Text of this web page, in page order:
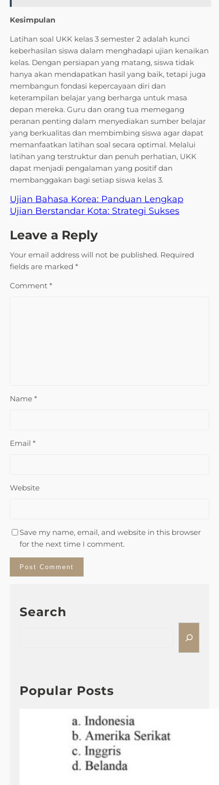
Kesimpulan
Latihan soal UKK kelas 3 semester 2 adalah kunci
keberhasilan siswa dalam menghadapi ujian kenaikan
kelas. Dengan persiapan yang matang, siswa tidak
hanya akan mendapatkan hasil yang baik, tetapi juga
membangun fondasi kepercayaan diri dan
keterampilan belajar yang berharga untuk masa
depan mereka. Guru dan orang tua memegang
peranan penting dalam menyediakan sumber belajar
yang berkualitas dan membimbing siswa agar dapat
memanfaatkan latihan soal secara optimal. Melalui
latihan yang terstruktur dan penuh perhatian, UKK
dapat menjadi pengalaman yang positif dan
membanggakan bagi setiap siswa kelas 3.
Ujian Bahasa Korea: Panduan Lengkap
Ujian Berstandar Kota: Strategi Sukses
Leave a Reply
Your email address will not be published. Required
fields are marked *
Comment *
Name *
Email *
Website
Save my name, email, and website in this browser
for the next time I comment.
Search
h
Popular Posts